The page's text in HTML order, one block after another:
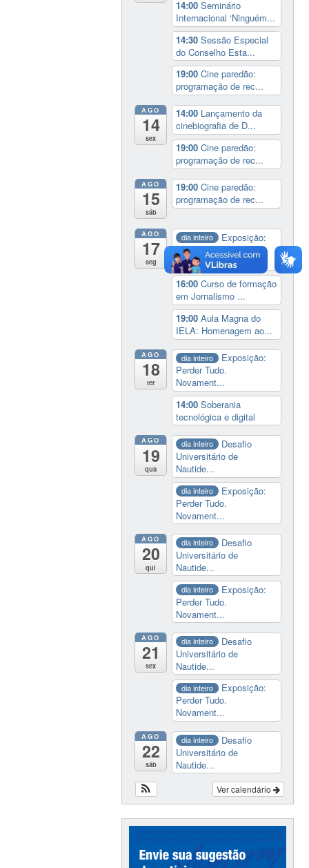
14:00Seminário
Internacional ‘Ninguém...
14:30Sessão Especial
do Conselho Esta...
19:00Cine paredão:
programação de rec...
AGO
14
sex
14:00 Lançamento da
cinebiografia de D...
19:00Cine paredão:
programação de rec...
AGO
15
sáb
19:00Cine paredão:
programação de rec...
AGO
17
seg
dia inteiro
Exposição:
Perder Tudo.
Novament...
16:00Curso de formação
em Jornalismo ...
19:00Aula Magna do
IELA: Homenagem ao...
AGO
18
ter
dia inteiro
Exposição:
Perder Tudo.
Novament...
14:00Soberania
tecnológica e digital
AGO
19
qua
dia inteiro
Desafio
Universitário de
Nautide...
dia inteiro
Exposição:
Perder Tudo.
Novament...
AGO
20
qui
dia inteiro
Desafio
Universitário de
Nautide...
dia inteiro
Exposição:
Perder Tudo.
Novament...
AGO
21
sex
dia inteiro
Desafio
Universitário de
Nautide...
dia inteiro
Exposição:
Perder Tudo.
Novament...
AGO
22
sáb
dia inteiro
Desafio
Universitário de
Nautide...
Ver calendário